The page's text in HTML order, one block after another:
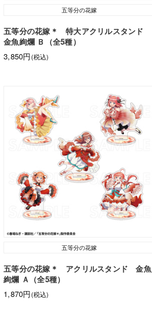
五等分の花嫁
五等分の花嫁＊ 特大アクリルスタンド
金魚絢爛 Ｂ（全5種）
3,850円(税込)
五等分の花嫁
五等分の花嫁＊ アクリルスタンド 金魚
絢爛 Ａ（全5種）
1,870円(税込)